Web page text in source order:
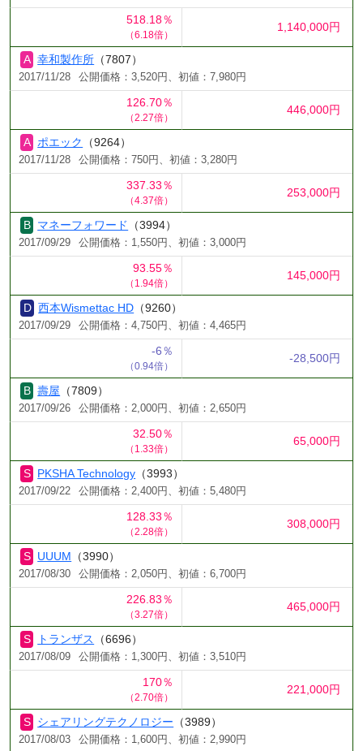
518.18％
（6.18倍）
1,140,000円
幸和製作所 （7807）
2017/11/28 公開価格：3,520円、初値：7,980円
126.70％
（2.27倍）
446,000円
ポエック （9264）
2017/11/28 公開価格：750円、初値：3,280円
337.33％
（4.37倍）
253,000円
マネーフォワード （3994）
2017/09/29 公開価格：1,550円、初値：3,000円
93.55％
（1.94倍）
145,000円
西本Wismettac HD （9260）
2017/09/29 公開価格：4,750円、初値：4,465円
-6％
（0.94倍）
-28,500円
壽屋 （7809）
2017/09/26 公開価格：2,000円、初値：2,650円
32.50％
（1.33倍）
65,000円
PKSHA Technology （3993）
2017/09/22 公開価格：2,400円、初値：5,480円
128.33％
（2.28倍）
308,000円
UUUM （3990）
2017/08/30 公開価格：2,050円、初値：6,700円
226.83％
（3.27倍）
465,000円
トランザス （6696）
2017/08/09 公開価格：1,300円、初値：3,510円
170％
（2.70倍）
221,000円
シェアリングテクノロジー （3989）
2017/08/03 公開価格：1,600円、初値：2,990円